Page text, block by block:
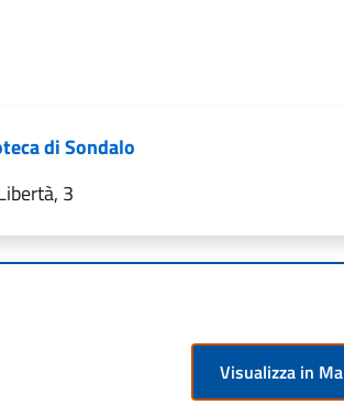
di Sondalo
3
Visualizza in